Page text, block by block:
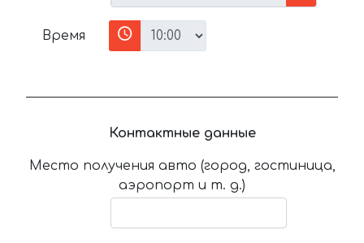
Время
Контактные данные
Место получения авто (город, гостиница,
аэропорт и т. д.)